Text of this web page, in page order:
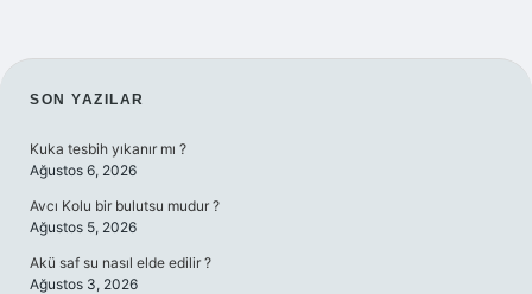
SIDEBAR
SON YAZILAR
Kuka tesbih yıkanır mı ?
Ağustos 6, 2026
Avcı Kolu bir bulutsu mudur ?
Ağustos 5, 2026
Akü saf su nasıl elde edilir ?
Ağustos 3, 2026